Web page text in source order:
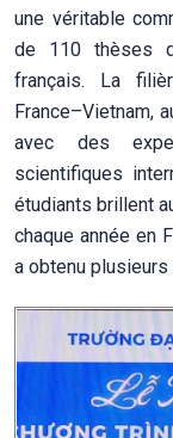
une véritable
de 110 thèses
français. La
France–Vietnam,
avec des
scientifiques
étudiants brillent
chaque année en
a obtenu